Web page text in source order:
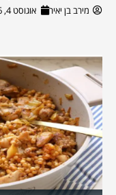
מירב בן יאיר אוגוסט 4, 2026